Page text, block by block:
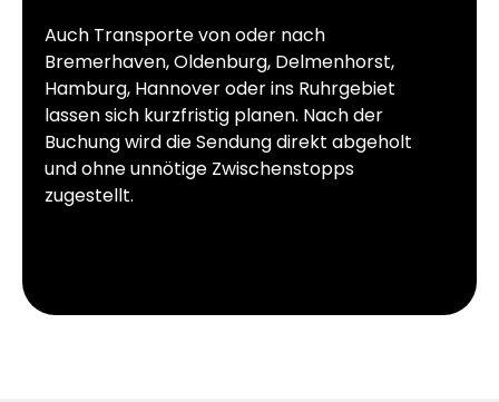
Auch Transporte von oder nach
Bremerhaven, Oldenburg, Delmenhorst,
Hamburg, Hannover oder ins Ruhrgebiet
lassen sich kurzfristig planen. Nach der
Buchung wird die Sendung direkt abgeholt
und ohne unnötige Zwischenstopps
zugestellt.